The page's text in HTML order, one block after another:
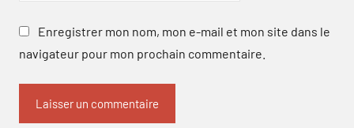
Enregistrer mon nom, mon e-mail et mon site dans le
navigateur pour mon prochain commentaire.